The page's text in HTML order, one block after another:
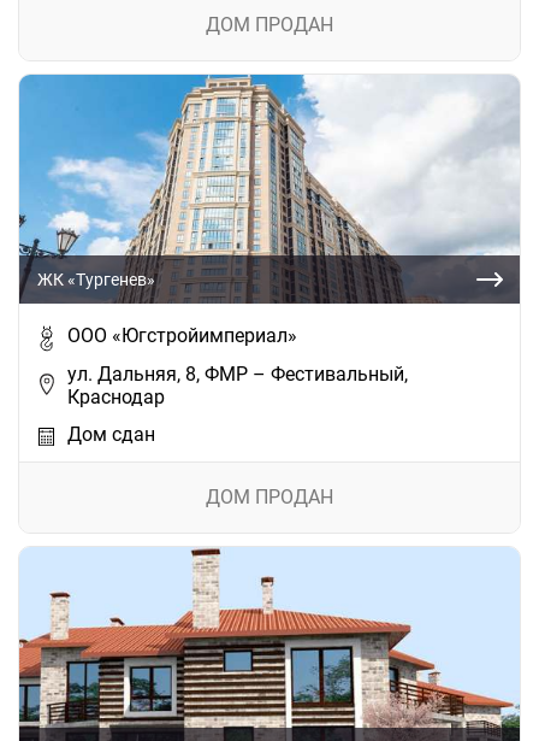
ДОМ ПРОДАН
ЖК «Тургенев»
ООО «Югстройимпериал»
ул. Дальняя, 8, ФМР – Фестивальный,
Краснодар
Дом сдан
ДОМ ПРОДАН